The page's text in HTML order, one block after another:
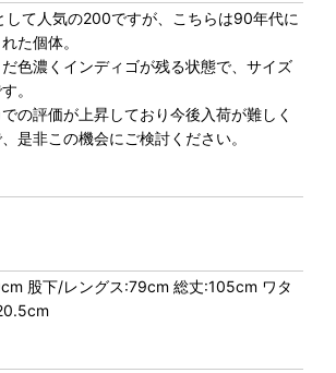
して人気の200ですが、こちらは90年代に
た個体。
色濃くインディゴが残る状態で、サイズ
。
の評価が上昇しており今後入荷が難しく
是非この機会にご検討ください。
股下/レングス:79cm 総丈:105cm ワタ